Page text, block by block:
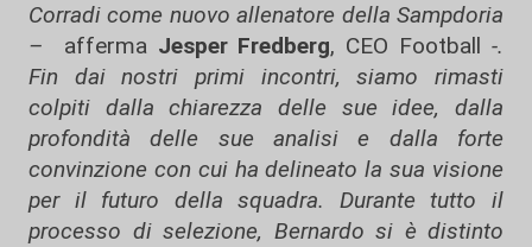
Corradi come nuovo allenatore della Sampdoria
– afferma Jesper Fredberg, CEO Football-.
Fin dai nostri primi incontri, siamo rimasti
colpiti dalla chiarezza delle sue idee, dalla
profondità delle sue analisi e dalla forte
convinzione con cui ha delineato la sua visione
per il futuro della squadra. Durante tutto il
processo di selezione, Bernardo si è distinto